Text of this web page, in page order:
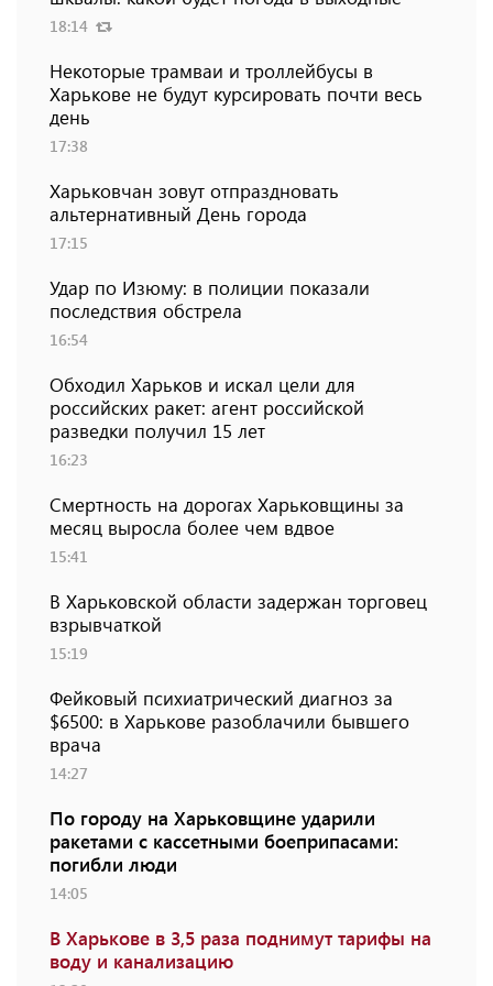
18:14
Некоторые трамваи и троллейбусы в
Харькове не будут курсировать почти весь
день
17:38
Харьковчан зовут отпраздновать
альтернативный День города
17:15
Удар по Изюму: в полиции показали
последствия обстрела
16:54
Обходил Харьков и искал цели для
российских ракет: агент российской
разведки получил 15 лет
16:23
Смертность на дорогах Харьковщины за
месяц выросла более чем вдвое
15:41
В Харьковской области задержан торговец
взрывчаткой
15:19
Фейковый психиатрический диагноз за
$6500: в Харькове разоблачили бывшего
врача
14:27
По городу на Харьковщине ударили
ракетами с кассетными боеприпасами:
погибли люди
14:05
В Харькове в 3,5 раза поднимут тарифы на
воду и канализацию